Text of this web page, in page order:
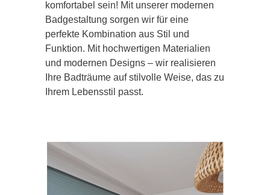
komfortabel sein! Mit unserer modernen
Badgestaltung sorgen wir für eine
perfekte Kombination aus Stil und
Funktion. Mit hochwertigen Materialien
und modernen Designs – wir realisieren
Ihre Badträume auf stilvolle Weise, das zu
Ihrem Lebensstil passt.